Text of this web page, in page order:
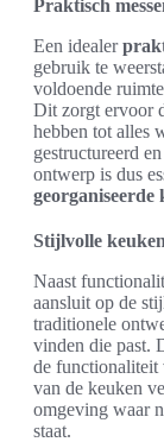
Praktisch
Een idealer
gebruik te
voldoende
Dit zorgt ervoor
hebben tot alles
gestructureerd
ontwerp is dus
Stijlvolle
Naast
aansluit op de
traditionele
vinden die past.
de functionaliteit
van de keuken
omgeving waar
staat.